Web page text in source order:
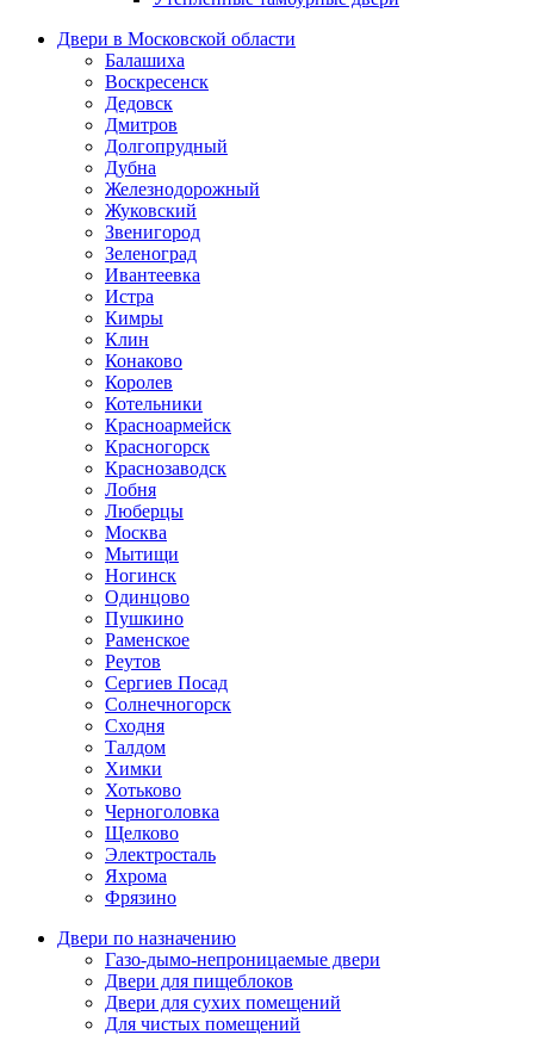
Двери в Московской области
Балашиха
Воскресенск
Дедовск
Дмитров
Долгопрудный
Дубна
Железнодорожный
Жуковский
Звенигород
Зеленоград
Ивантеевка
Истра
Кимры
Клин
Конаково
Королев
Котельники
Красноармейск
Красногорск
Краснозаводск
Лобня
Люберцы
Москва
Мытищи
Ногинск
Одинцово
Пушкино
Раменское
Реутов
Сергиев Посад
Солнечногорск
Сходня
Талдом
Химки
Хотьково
Черноголовка
Щелково
Электросталь
Яхрома
Фрязино
Двери по назначению
Газо-дымо-непроницаемые двери
Двери для пищеблоков
Двери для сухих помещений
Для чистых помещений